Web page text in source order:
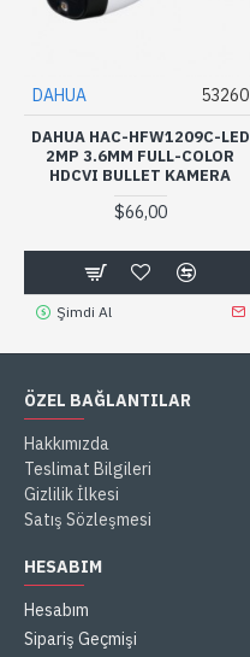
DAHUA 53260
DAHUA HAC-HFW1209C-LED
2MP 3.6MM FULL-COLOR
HDCVI BULLET KAMERA
$66,00
Şimdi Al
ÖZEL BAĞLANTILAR
Hakkımızda
Teslimat Bilgileri
Gizlilik İlkesi
Satış Sözleşmesi
HESABIM
Hesabım
Sipariş Geçmişi